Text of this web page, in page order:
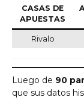
CASAS DE
APUESTAS
Rivalo
Luego de 90
que sus datos